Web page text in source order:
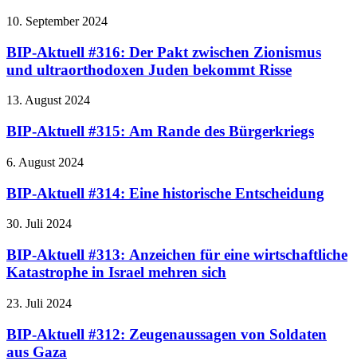
10. September 2024
BIP-Aktuell #316: Der Pakt zwischen Zionismus
und ultraorthodoxen Juden bekommt Risse
13. August 2024
BIP-Aktuell #315: Am Rande des Bürgerkriegs
6. August 2024
BIP-Aktuell #314: Eine historische Entscheidung
30. Juli 2024
BIP-Aktuell #313: Anzeichen für eine wirtschaftliche
Katastrophe in Israel mehren sich
23. Juli 2024
BIP-Aktuell #312: Zeugenaussagen von Soldaten
aus Gaza